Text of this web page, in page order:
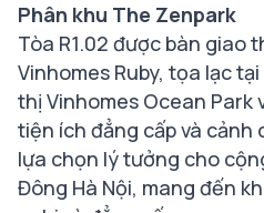
Phân khu The Zenpark
Tòa R1.02 được bàn giao
Vinhomes Ruby, tọa lạc
thị Vinhomes Ocean Park
tiện ích đẳng cấp và cảnh
lựa chọn lý tưởng cho
Đông Hà Nội, mang đến